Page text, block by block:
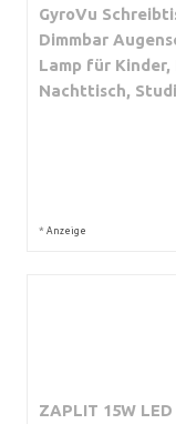
GyroVu
Dimmbar
Lamp für
Nachttisch,
* Anzeige
ZAPLIT 15W